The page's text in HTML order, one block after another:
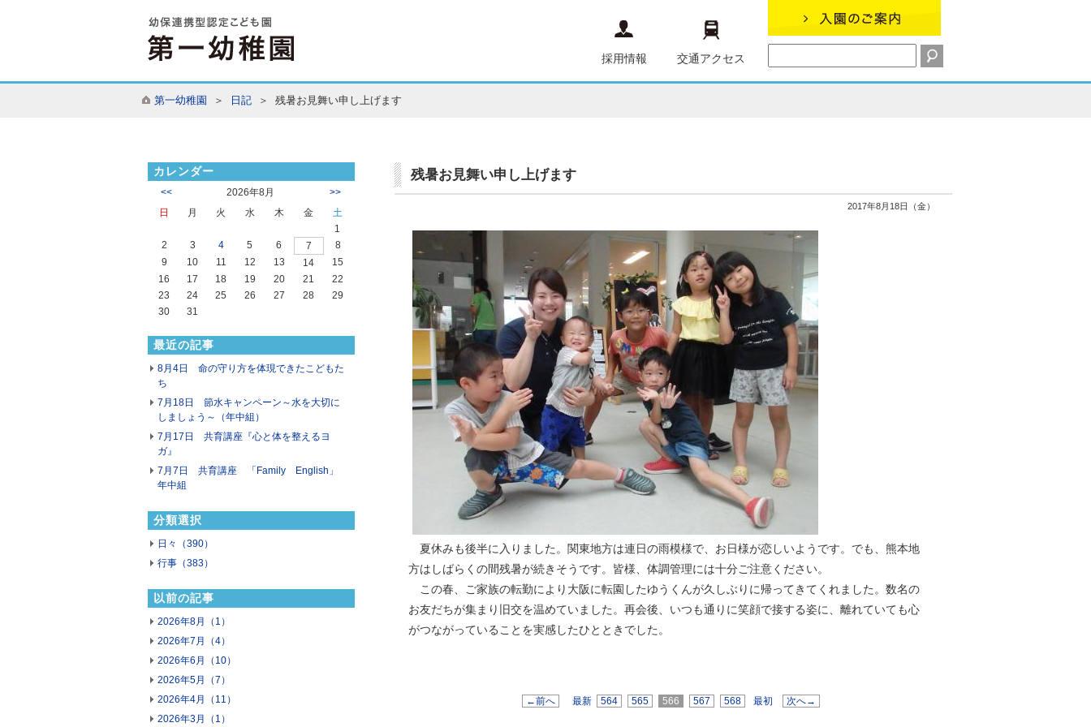
採用情報 交通アクセス
第一幼稚園 ＞ 日記＞ 残暑お見舞い申し上げます
カレンダー
<< 2026年8月 >>
日 月 火 水 木 金
土
1
2
3 4 5 6 7
8
9
10 11 12 13 14
15
16
17 18 19 20 21
22
23
24 25 26 27 28
29
30
31
最近の記事
8月4日 命の守り方を体現できたこどもた
ち
7月18日 節水キャンペーン～水を大切に
しましょう～（年中組）
7月17日 共育講座『心と体を整えるヨ
ガ』
7月7日 共育講座 「Family English」
年中組
分類選択
日々（390）
行事（383）
以前の記事
2026年8月（1）
2026年7月（4）
2026年6月（10）
2026年5月（7）
2026年4月（11）
2026年3月（1）
残暑お見舞い申し上げます
2017年8月18日（金）
夏休みも後半に入りました。関東地方は連日の雨模様で、お日様が恋しいようです。でも、熊本地
方はしばらくの間残暑が続きそうです。皆様、体調管理には十分ご注意ください。
この春、ご家族の転勤により大阪に転園したゆうくんが久しぶりに帰ってきてくれました。数名の
お友だちが集まり旧交を温めていました。再会後、いつも通りに笑顔で接する姿に、離れていても心
がつながっていることを実感したひとときでした。
←前へ 最新 564 565 566 567 568 最初 次へ→